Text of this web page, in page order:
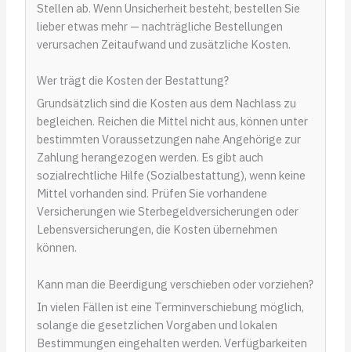
Stellen ab. Wenn Unsicherheit besteht, bestellen Sie
lieber etwas mehr — nachträgliche Bestellungen
verursachen Zeitaufwand und zusätzliche Kosten.
Wer trägt die Kosten der Bestattung?
Grundsätzlich sind die Kosten aus dem Nachlass zu
begleichen. Reichen die Mittel nicht aus, können unter
bestimmten Voraussetzungen nahe Angehörige zur
Zahlung herangezogen werden. Es gibt auch
sozialrechtliche Hilfe (Sozialbestattung), wenn keine
Mittel vorhanden sind. Prüfen Sie vorhandene
Versicherungen wie Sterbegeldversicherungen oder
Lebensversicherungen, die Kosten übernehmen
können.
Kann man die Beerdigung verschieben oder vorziehen?
In vielen Fällen ist eine Terminverschiebung möglich,
solange die gesetzlichen Vorgaben und lokalen
Bestimmungen eingehalten werden. Verfügbarkeiten